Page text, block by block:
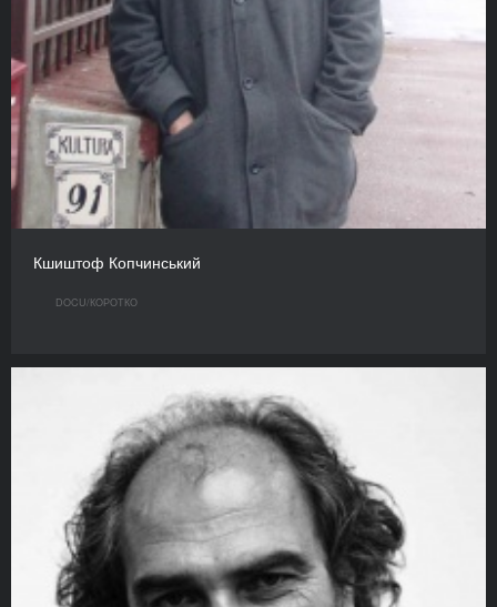
Кшиштоф Копчинський
DOCU/КOРОТКО